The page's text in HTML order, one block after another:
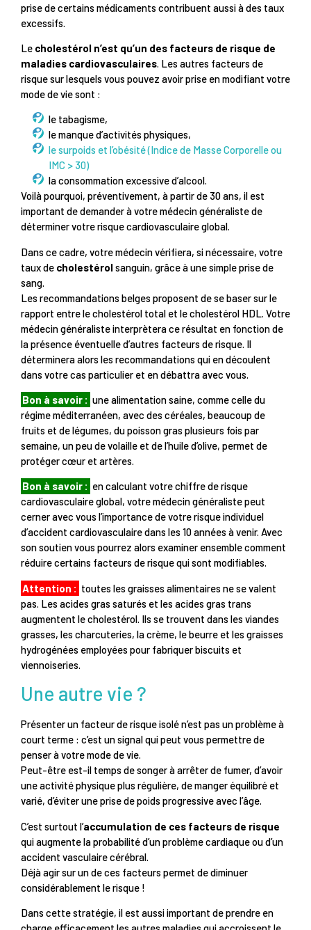
prise de certains médicaments contribuent aussi à des taux
excessifs.
Le cholestérol n’est qu’un des facteurs de risque de
maladies cardiovasculaires. Les autres facteurs de
risque sur lesquels vous pouvez avoir prise en modifiant votre
mode de vie sont :
le tabagisme,
le manque d’activités physiques,
le surpoids et l’obésité (Indice de Masse Corporelle ou
IMC > 30)
la consommation excessive d’alcool.
Voilà pourquoi, préventivement, à partir de 30 ans, il est
important de demander à votre médecin généraliste de
déterminer votre risque cardiovasculaire global.
Dans ce cadre, votre médecin vérifiera, si nécessaire, votre
taux de cholestérolsanguin, grâce à une simple prise de
sang.
Les recommandations belges proposent de se baser sur le
rapport entre le cholestérol total et le cholestérol HDL. Votre
médecin généraliste interprètera ce résultat en fonction de
la présence éventuelle d’autres facteurs de risque. Il
déterminera alors les recommandations qui en découlent
dans votre cas particulier et en débattra avec vous.
Bon à savoir : une alimentation saine, comme celle du
régime méditerranéen, avec des céréales, beaucoup de
fruits et de légumes, du poisson gras plusieurs fois par
semaine, un peu de volaille et de l’huile d’olive, permet de
protéger cœur et artères.
Bon à savoir : en calculant votre chiffre de risque
cardiovasculaire global, votre médecin généraliste peut
cerner avec vous l’importance de votre risque individuel
d’accident cardiovasculaire dans les 10 années à venir. Avec
son soutien vous pourrez alors examiner ensemble comment
réduire certains facteurs de risque qui sont modifiables.
Attention : toutes les graisses alimentaires ne se valent
pas. Les acides gras saturés et les acides gras trans
augmentent le cholestérol. Ils se trouvent dans les viandes
grasses, les charcuteries, la crème, le beurre et les graisses
hydrogénées employées pour fabriquer biscuits et
viennoiseries.
Une autre vie ?
Présenter un facteur de risque isolé n’est pas un problème à
court terme : c’est un signal qui peut vous permettre de
penser à votre mode de vie.
Peut-être est-il temps de songer à arrêter de fumer, d’avoir
une activité physique plus régulière, de manger équilibré et
varié, d’éviter une prise de poids progressive avec l’âge.
C’est surtout l’accumulation de ces facteurs de risque
qui augmente la probabilité d’un problème cardiaque ou d’un
accident vasculaire cérébral.
Déjà agir sur un de ces facteurs permet de diminuer
considérablement le risque !
Dans cette stratégie, il est aussi important de prendre en